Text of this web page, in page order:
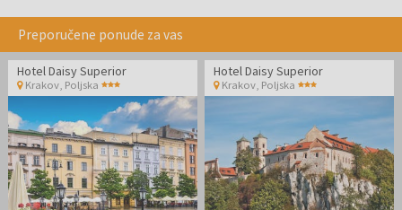
Preporučene ponude za vas
Hotel Daisy Superior
Krakov, Poljska
Hotel Daisy Superior
Krakov Poljska